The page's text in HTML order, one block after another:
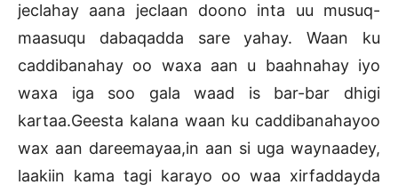
jeclahay aana jeclaan doono inta uu musuq-
maasuqu dabaqadda sare yahay. Waan ku
caddibanahay oo waxa aan u baahnahay iyo
waxa iga soo gala waad is bar-bar dhigi
kartaa.Geesta kalana waan ku caddibanahayoo
wax aan dareemayaa,in aan si uga waynaadey,
laakiin kama tagi karayo oo waa xirfaddayda